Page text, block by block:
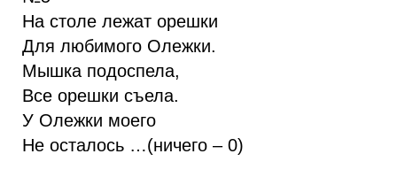
На столе лежат орешки
Для любимого Олежки.
Мышка подоспела,
Все орешки съела.
У Олежки моего
Не осталось …(ничего – 0)